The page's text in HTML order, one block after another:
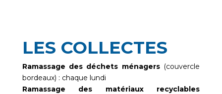
LES COLLECTES
Ramassage des déchets ménagers(couvercle
bordeaux) : chaque lundi
Ramassage des matériaux recyclables